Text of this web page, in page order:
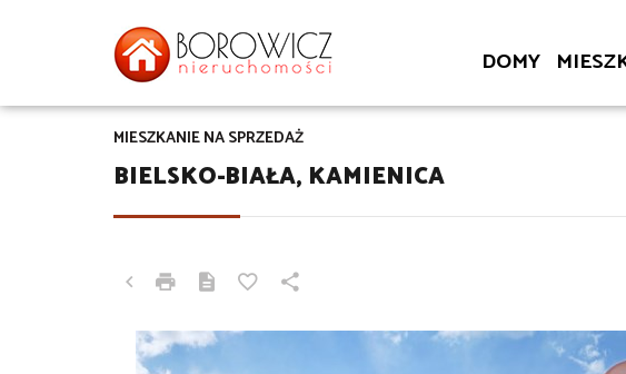
DOMY
BIELSKO-BIAŁA, KAMIENICA
MIESZKANIE NA SPRZEDAŻ